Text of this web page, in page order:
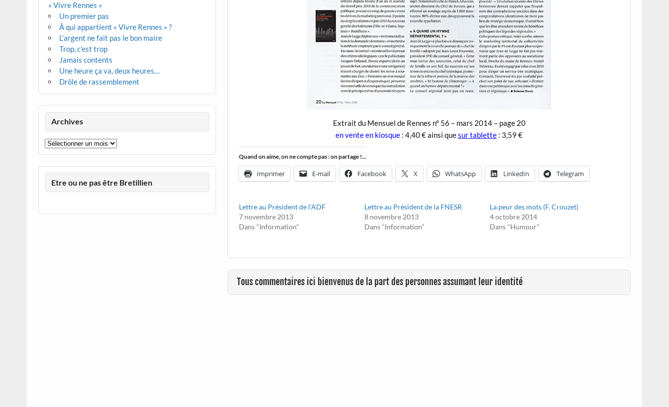
Extrait du Mensuel de Rennes n° 56 – mars 2014 – page 20
en vente en kiosque : 4,40 € ainsi quesur tablette : 3,59 €
Quand on aime, on ne compte pas : on partage !...
Imprimer E-mail Facebook X WhatsApp LinkedIn Telegram
Lettre au Président de l'ADF
7 novembre 2013
Dans "Information"
Lettre au Président de la FNESR
8 novembre 2013
Dans "Information"
La peur des mots (F. Crouzet)
4 octobre 2014
Dans "Humour"
Tous commentaires ici bienvenus de la part des personnes assumant leur identité
« Vivre Rennes »
Un premier pas
À qui appartient « Vivre Rennes » ?
L’argent ne fait pas le bon maire
Trop, c’est trop
Jamais contents
Une heure ça va, deux heures…
Drôle de rassemblement
Archives
Archives
Etre ou ne pas être Bretillien